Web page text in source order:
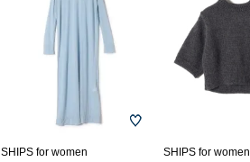
SHIPS for women
SHIPS for women